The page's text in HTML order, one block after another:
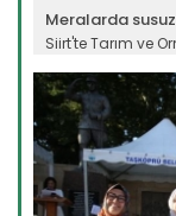
Meralarda
Siirt'te Tarım ve
Devamını Oku ->